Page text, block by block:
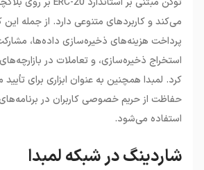
می‌کند و کاربردهای متنوعی دارد. از جمله این
پرداخت هزینه‌های ذخیره‌سازی داده‌ها،
استخراج ذخیره‌سازی، و تعاملات در
کرد. لمبدا همچنین به عنوان ابزاری برای
استفاده می‌شود.
شاردینگ در شبکه لمبدا